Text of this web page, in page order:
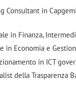
Consultant in
in Finanza,
in Economia e
in ICT
della Trasparenza